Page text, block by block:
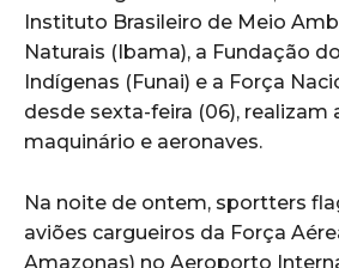
Instituto Brasileiro de Meio
Naturais (Ibama), a Fundação
Indígenas (Funai) e a Força
desde sexta-feira (06), realizam
maquinário e aeronaves.
Na noite de ontem, sportters
aviões cargueiros da Força
Amazonas) no Aeroporto